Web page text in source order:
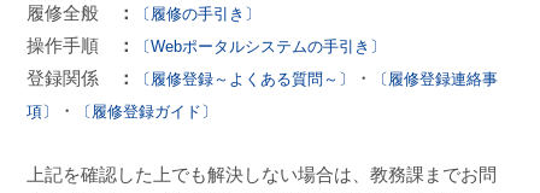
履修全般 ： 〔履修の手引き〕
操作手順 ： 〔Webポータルシステムの手引き〕
登録関係 ： 〔履修登録～よくある質問～〕 ・
〔履修登録連絡事
項〕
・ 〔履修登録ガイド〕
上記を確認した上でも解決しない場合は、教務課までお問